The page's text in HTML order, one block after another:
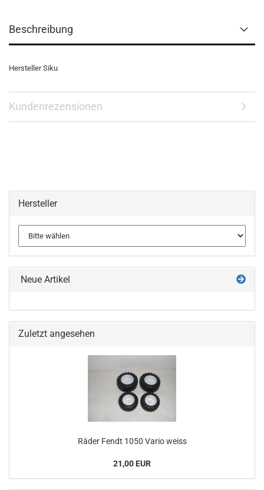
Beschreibung
Hersteller Siku
Kundenrezensionen
Hersteller
Neue Artikel
Zuletzt angesehen
Räder Fendt 1050 Vario weiss
21,00 EUR